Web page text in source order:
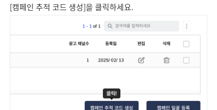
[캠페인 추적 코드 생성]을 클릭하세요.